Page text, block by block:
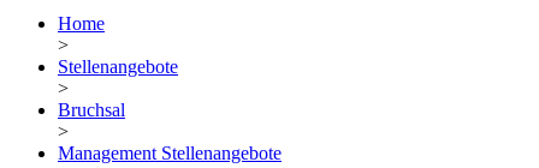
Home
>
Stellenangebote
>
Bruchsal
>
Management Stellenangebote